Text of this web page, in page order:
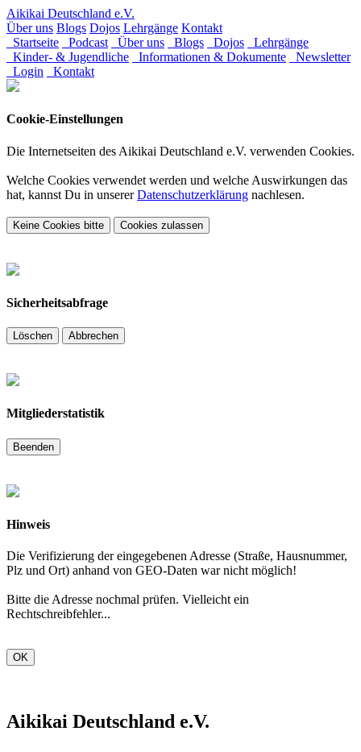
Aikikai Deutschland e.V.
Über uns Blogs Dojos Lehrgänge Kontakt
Startseite
Podcast Über uns Blogs Dojos
Lehrgänge
Kinder- & Jugendliche
Informationen & Dokumente
Newsletter
Login
Kontakt
Cookie-Einstellungen
Die Internetseiten des Aikikai Deutschland e.V. verwenden Cookies.
Welche Cookies verwendet werden und welche Auswirkungen das
hat, kannst Du in unsererDatenschutzerklärung nachlesen.
Keine Cookies bitte Cookies zulassen
Sicherheitsabfrage
Löschen Abbrechen
Mitgliederstatistik
Beenden
Hinweis
Die Verifizierung der eingegebenen Adresse (Straße, Hausnummer,
Plz und Ort) anhand von GEO-Daten war nicht möglich!
Bitte die Adresse nochmal prüfen. Vielleicht ein
Rechtschreibfehler...
OK
Aikikai Deutschland e.V.